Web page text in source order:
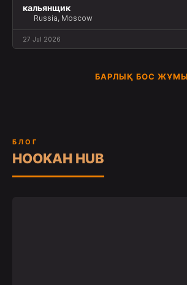
кальянщик
Russia, Moscow
27 Jul 2026
БАРЛЫҚ БОС
БЛОГ
HOOKAH HUB